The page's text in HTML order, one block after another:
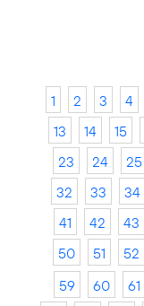
1 2 3 4
13
14 15
23
24 25
32
33 34
41
42 43
50
51 52
59
60 61